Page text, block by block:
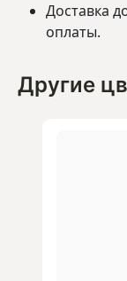
Доставка
оплаты.
Другие